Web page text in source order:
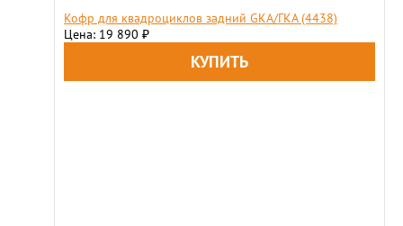
Кофр для квадроциклов задний GKA/ГКА (4438)
Цена: 19 890 ₽